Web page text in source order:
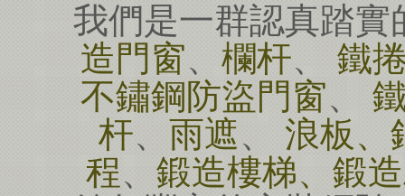
我們是一群認真踏
造門窗、 欄杆、 鐵
不鏽鋼防盜門窗、
杆、 雨遮、 浪板、
程、 鍛造樓梯、鍛